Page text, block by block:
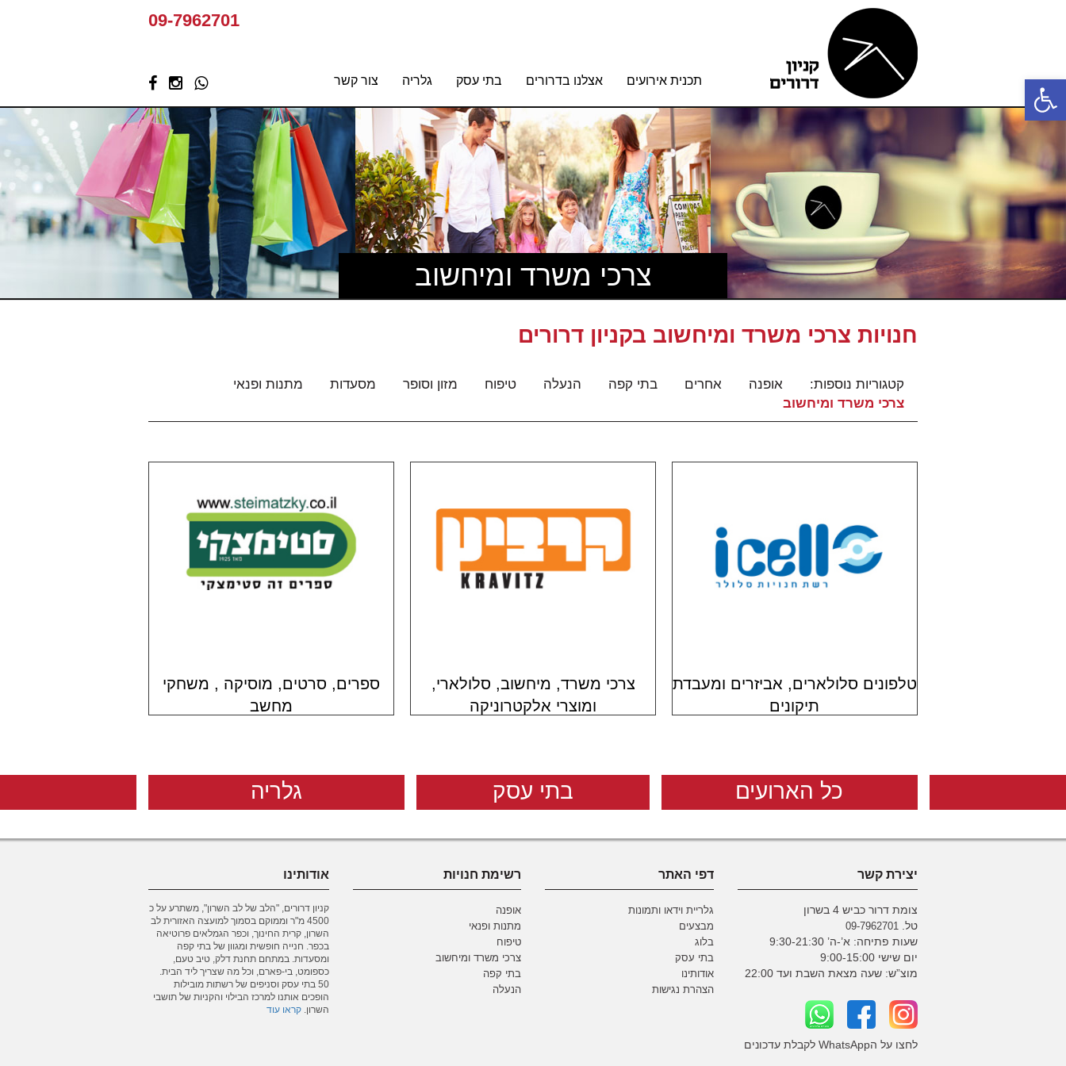
פתח סרגל נגישות
09-7962701
תכנית אירועים אצלנו בדרורים בתי עסק גלריה צור קשר
צרכי משרד ומיחשוב
חנויות צרכי משרד ומיחשוב בקניון דרורים
קטגוריות נוספות: אופנה אחרים בתי קפה הנעלה טיפוח מזון וסופר מסעדות
מתנות ופנאי
צרכי משרד ומיחשוב
טלפונים סלולארים, אביזרים ומעבדת
תיקונים
צרכי משרד, מיחשוב, סלולארי,
ומוצרי אלקטרוניקה
ספרים, סרטים, מוסיקה , משחקי
מחשב
כל הארועים בתי עסק גלריה
יצירת קשר
צומת דרור כביש 4 בשרון
טל. 09-7962701
שעות פתיחה: א’-ה’ 9:30-21:30
יום שישי 9:00-15:00
מוצ”ש: שעה מצאת השבת ועד 22:00
לחצו על הWhatsApp לקבלת עדכונים
דפי האתר
גלריית וידאו ותמונות
מבצעים
בלוג
בתי עסק
אודותינו
הצהרת נגישות
רשימת חנויות
אופנה
מתנות ופנאי
טיפוח
צרכי משרד ומיחשוב
בתי קפה
הנעלה
אודותינו
קניון דרורים, "הלב של לב השרון", משתרע על כ
4500 מ"ר וממוקם בסמוך למועצה האזורית לב
השרון, קרית החינוך, וכפר הגמלאים פרוטיאה
בכפר. חנייה חופשית ומגוון של בתי קפה
ומסעדות. במתחם תחנת דלק, טיב טעם,
כספומט, בי-פארם, וכל מה שצריך ליד הבית.
50 בתי עסק וסניפים של רשתות מובילות
הופכים אותנו למרכז הבילוי והקניות של תושבי
השרון.קראו עוד